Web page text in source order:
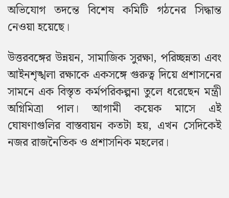
অভিযোগ তদন্তে বিশেষ কমিটি গঠনের সিদ্ধান্ত
নেওয়া হয়েছে।
উত্তরবঙ্গের উন্নয়ন, সামাজিক সুরক্ষা, পরিচ্ছন্নতা এবং
আইনশৃঙ্খলা রক্ষাকে একসঙ্গে গুরুত্ব দিয়ে প্রশাসনের
সামনে এক বিস্তৃত কর্মপরিকল্পনা তুলে ধরেছেন মন্ত্রী
অগ্নিমিত্রা পাল। আগামী কয়েক মাসে এই
ঘোষণাগুলির বাস্তবায়ন কতটা হয়, এখন সেদিকেই
নজর রাজনৈতিক ও প্রশাসনিক মহলের।